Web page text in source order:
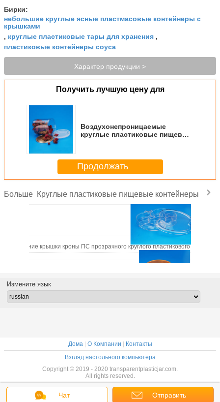
Бирки:
небольшие круглые ясные пластмасовые контейнеры с
крышками
, круглые пластиковые тары для хранения ,
пластиковые контейнеры соуса
Характер продукции >
Получить лучшую цену для
Воздухонепроницаемые
круглые пластиковые пищевые
душили банку чая
Продолжать
Больше Круглые пластиковые пищевые контейнеры
крышки кроны ПС прозрачного круглого пластикового
Оранжевые пластиковые контейнеры соуса, небольшие круглые
Чат Отправить
Измените язык
Дома| О Компании | Контакты
Взгляд настольного компьютера
Copyright © 2019 - 2020 transparentplasticjar.com.
All rights reserved.